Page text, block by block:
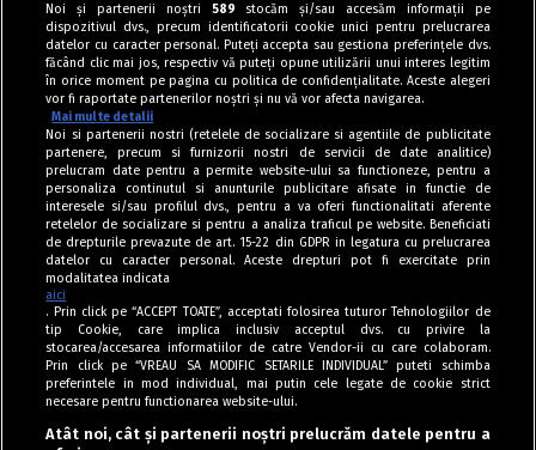
Tag index
Program Antena 1
Noi și partenerii noștri 589 stocăm și/sau accesăm informații pe
dispozitivul dvs., precum identificatorii cookie unici pentru prelucrarea
datelor cu caracter personal. Puteți accepta sau gestiona preferințele dvs.
făcând clic mai jos, respectiv vă puteți opune utilizării unui interes legitim
în orice moment pe pagina cu politica de confidențialitate. Aceste alegeri
vor fi raportate partenerilor noștri și nu vă vor afecta navigarea.
Mai multe detalii
Noi si partenerii nostri (retelele de socializare si agentiile de publicitate
partenere, precum si furnizorii nostri de servicii de date analitice)
prelucram date pentru a permite website-ului sa functioneze, pentru a
personaliza continutul si anunturile publicitare afisate in functie de
interesele si/sau profilul dvs., pentru a va oferi functionalitati aferente
retelelor de socializare si pentru a analiza traficul pe website. Beneficiati
de drepturile prevazute de art. 15-22 din GDPR in legatura cu prelucrarea
datelor cu caracter personal. Aceste drepturi pot fi exercitate prin
modalitatea indicata
aici
. Prin click pe “ACCEPT TOATE”, acceptati folosirea tuturor Tehnologiilor de
tip Cookie, care implica inclusiv acceptul dvs. cu privire la
stocarea/accesarea informatiilor de catre Vendor-ii cu care colaboram.
Prin click pe “VREAU SA MODIFIC SETARILE INDIVIDUAL” puteti schimba
preferintele in mod individual, mai putin cele legate de cookie strict
necesare pentru functionarea website-ului.
Atât noi, cât și partenerii noștri prelucrăm datele pentru a